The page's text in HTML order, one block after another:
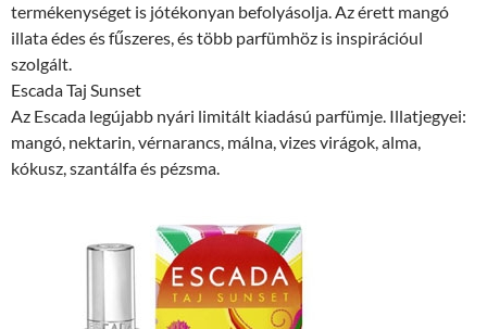
termékenységet is jótékonyan befolyásolja. Az érett mangó
illata édes és fűszeres, és több parfümhöz is inspirációul
szolgált.
Escada Taj Sunset
Az Escada legújabb nyári limitált kiadású parfümje. Illatjegyei:
mangó, nektarin, vérnarancs, málna, vizes virágok, alma,
kókusz, szantálfa és pézsma.